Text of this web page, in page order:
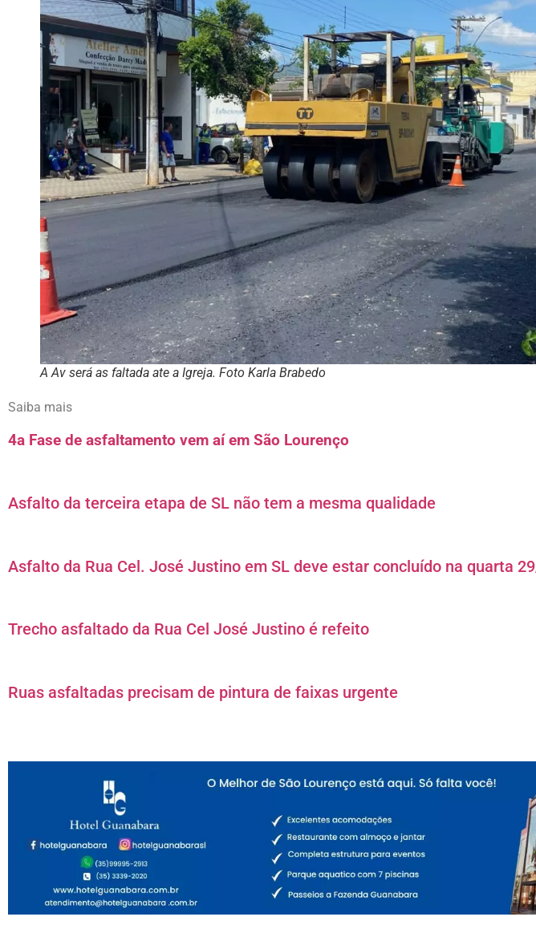
A Av será as faltada ate a Igreja. Foto Karla Brabedo
Saiba mais
4a Fase de asfaltamento vem aí em São Lourenço
Asfalto da terceira etapa de SL não tem a mesma qualidade
Asfalto da Rua Cel. José Justino em SL deve estar concluído na quarta
Trecho asfaltado da Rua Cel José Justino é refeito
Ruas asfaltadas precisam de pintura de faixas urgente